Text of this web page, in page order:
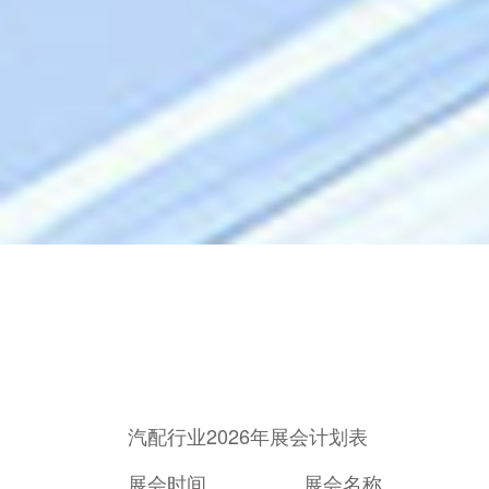
汽配行业2026年展会计划表
展会时间
展会名称